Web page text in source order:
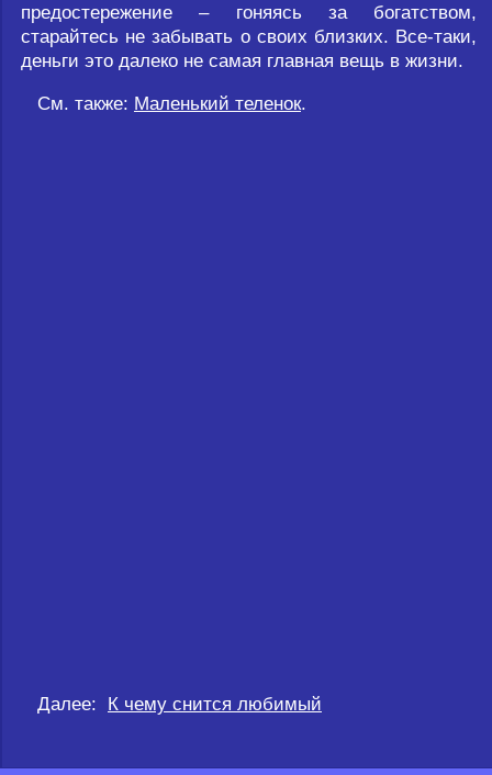
предостережение – гоняясь за богатством,
старайтесь не забывать о своих близких. Все-таки,
деньги это далеко не самая главная вещь в жизни.
См. также: Маленький теленок.
Далее: К чему снится любимый